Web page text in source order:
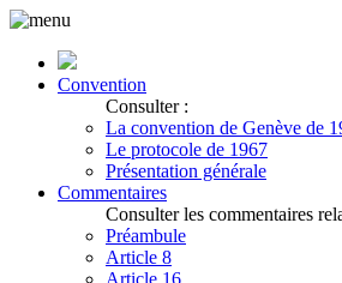
Convention
Consulter :
La convention de Genève de
Le protocole de 1967
Présentation générale
Commentaires
Consulter les commentaires
Préambule
Article 8
Article 16